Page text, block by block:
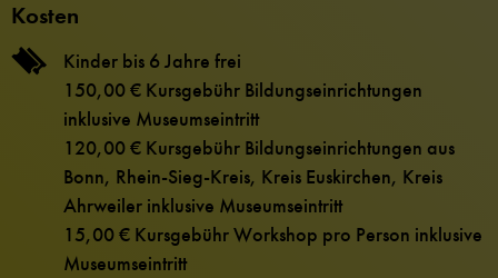
Kosten
Kinder bis 6 Jahre frei
150,00 € Kursgebühr Bildungseinrichtungen
inklusive Museumseintritt
120,00 € Kursgebühr Bildungseinrichtungen aus
Bonn, Rhein-Sieg-Kreis, Kreis Euskirchen, Kreis
Ahrweiler inklusive Museumseintritt
15,00 € Kursgebühr Workshop pro Person inklusive
Museumseintritt